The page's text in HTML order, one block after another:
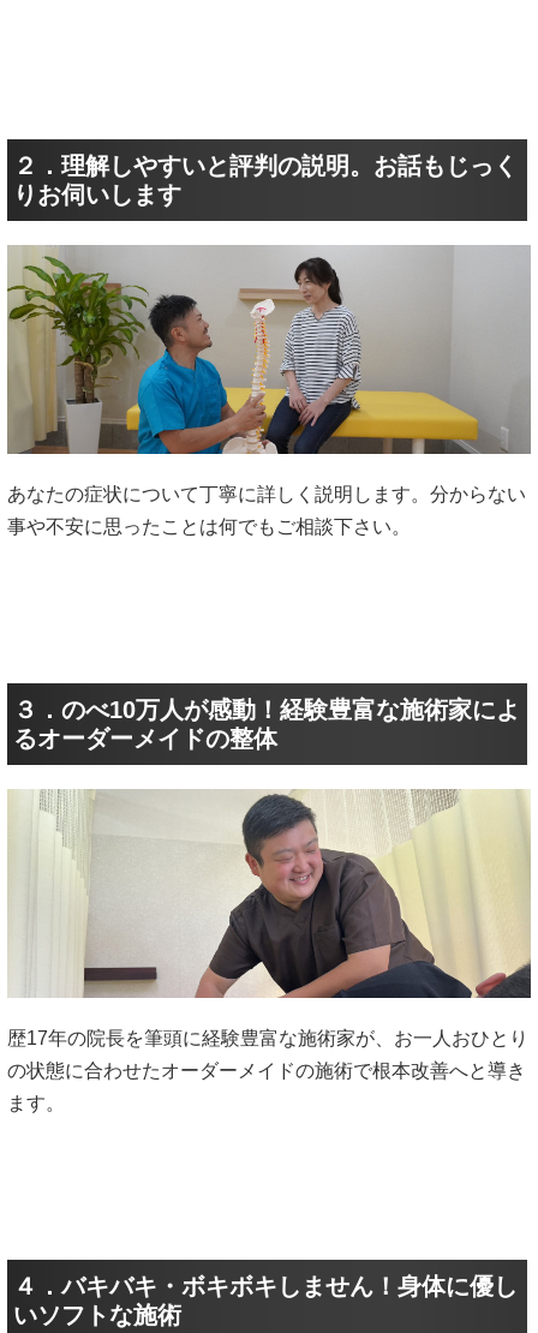
２．理解しやすいと評判の説明。お話もじっく
りお伺いします
あなたの症状について丁寧に詳しく説明します。分からない
事や不安に思ったことは何でもご相談下さい。
３．のべ10万人が感動！経験豊富な施術家によ
るオーダーメイドの整体
歴17年の院長を筆頭に経験豊富な施術家が、お一人おひとり
の状態に合わせたオーダーメイドの施術で根本改善へと導き
ます。
４．バキバキ・ボキボキしません！身体に優し
いソフトな施術